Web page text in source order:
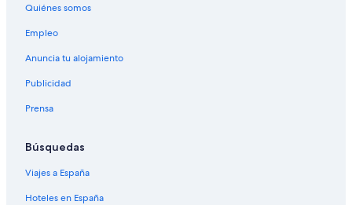
Quiénes somos
Empleo
Anuncia tu alojamiento
Publicidad
Prensa
Búsquedas
Viajes a España
Hoteles en España